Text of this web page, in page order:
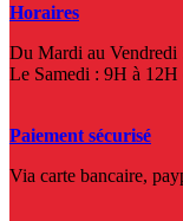
Horaires
Du Mardi au
Le Samedi : 9H à
Paiement sécurisé
Via carte bancaire,